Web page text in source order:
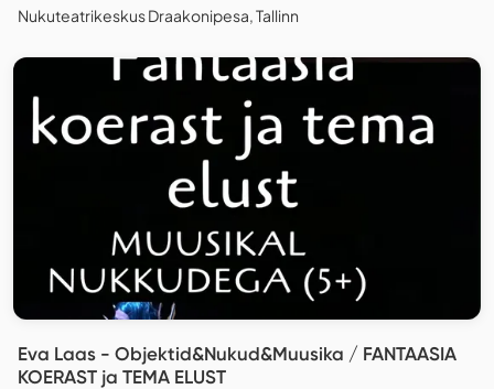
Nukuteatrikeskus Draakonipesa, Tallinn
Eva Laas - Objektid&Nukud&Muusika / FANTAASIA
KOERAST ja TEMA ELUST